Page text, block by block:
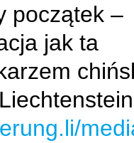
początek –
jak ta